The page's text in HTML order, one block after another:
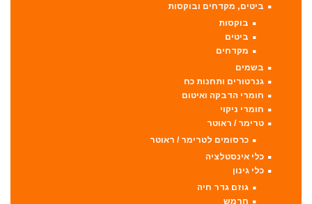
ביטים, מקדחים ובוקסות
בוקסות
ביטים
מקדחים
בשמים
גנרטורים ותחנות כח
חומרי הדבקה ואיטום
חומרי ניקוי
טרימר / ראוטר
כרסומים לטרימר / ראוטר
כלי אינסטלציה
כלי גינון
גוזם גדר חיה
חרמש